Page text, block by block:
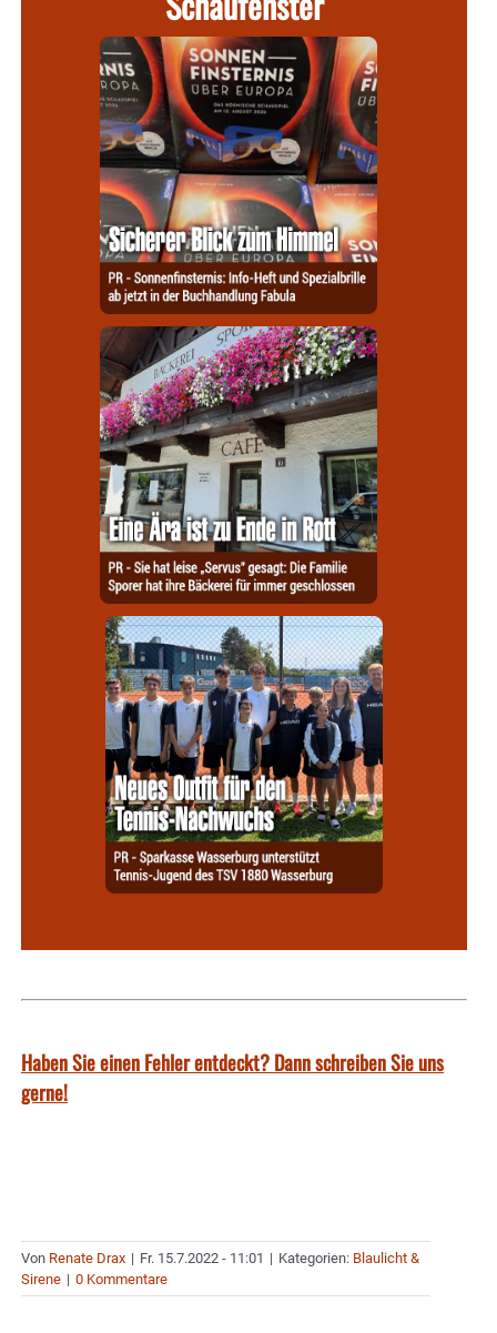
Haben Sie einen Fehler entdeckt? Dann schreiben Sie uns
gerne!
Von Renate Drax | Fr. 15.7.2022 - 11:01 | Kategorien: Blaulicht &
Sirene | 0 Kommentare